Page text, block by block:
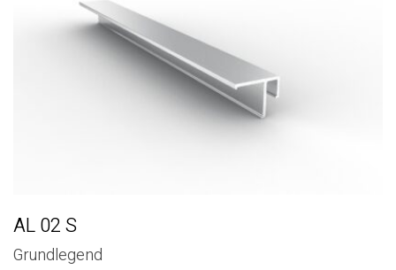
AL 02 S
Grundlegend